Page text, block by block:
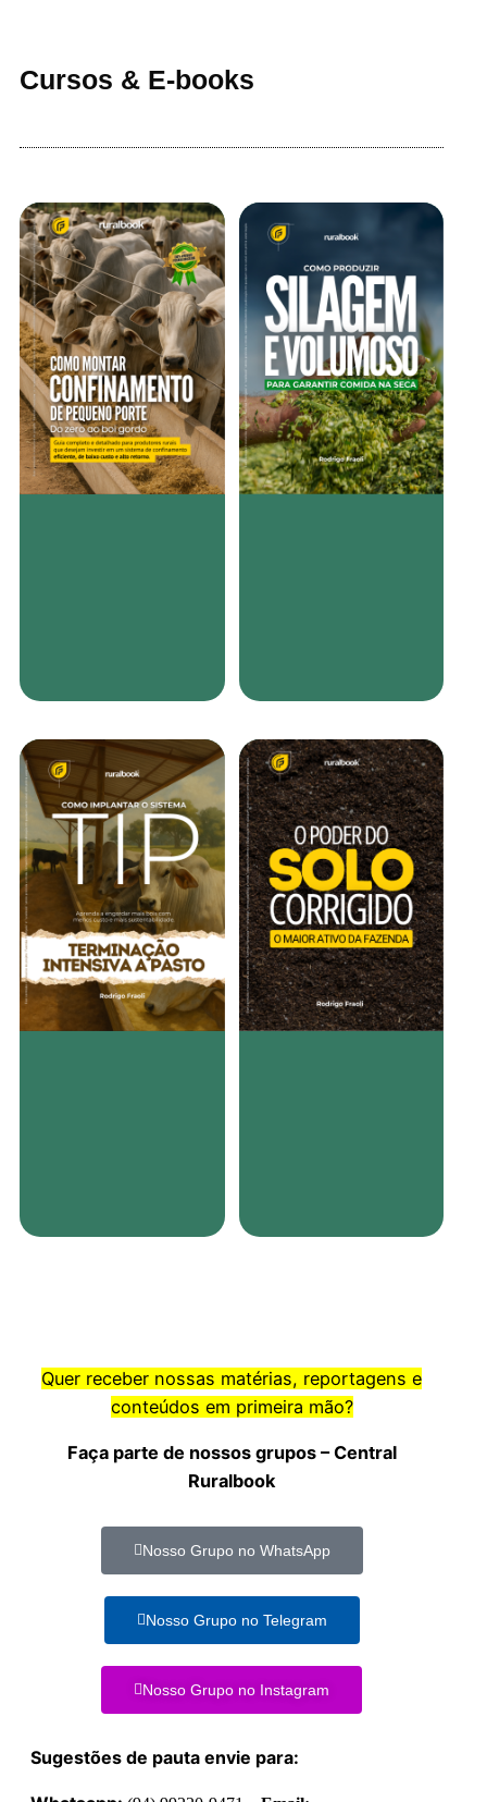
Cursos & E-books
Quer receber nossas matérias, reportagens e
conteúdos em primeira mão?
Faça parte de nossos grupos – Central
Ruralbook
Nosso Grupo no WhatsApp
Nosso Grupo no Telegram
Nosso Grupo no Instagram
Sugestões de pauta envie para: